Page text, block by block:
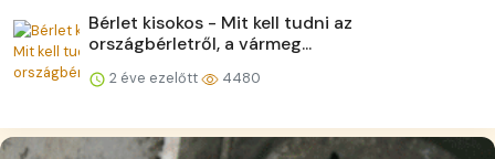
Bérlet kisokos - Mit kell tudni az
országbérletről, a vármeg...
2 éve ezelőtt 4480